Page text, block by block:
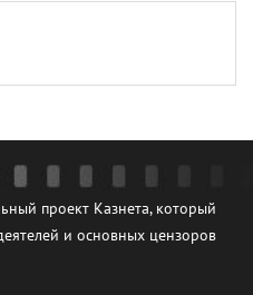
проект Казнета, который
и основных цензоров